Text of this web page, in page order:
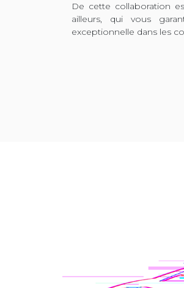
De cette collaboration
ailleurs, qui vous
exceptionnelle dans les